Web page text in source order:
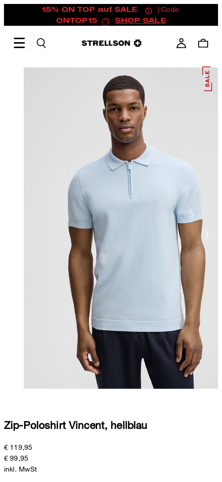
15% ON TOP auf SALE
| Code:
ONTOP15
SHOP SALE
Zip-Poloshirt Vincent, hellblau
€ 119,95
€ 99,95
inkl. MwSt